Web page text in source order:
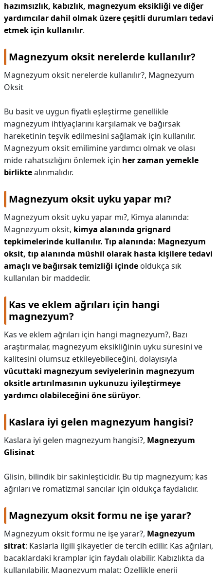
hazımsızlık, kabızlık, magnezyum eksikliği ve diğer
yardımcılar dahil olmak üzere çeşitli durumları tedavi
etmek için kullanılır.
Magnezyum oksit nerelerde kullanılır?
Magnezyum oksit nerelerde kullanılır?, Magnezyum
Oksit
Bu basit ve uygun fiyatlı eşleştirme genellikle
magnezyum ihtiyaçlarını karşılamak ve bağırsak
hareketinin teşvik edilmesini sağlamak için kullanılır.
Magnezyum oksit emilimine yardımcı olmak ve olası
mide rahatsızlığını önlemek için her zaman yemekle
birliktealınmalıdır.
Magnezyum oksit uyku yapar mı?
Magnezyum oksit uyku yapar mı?, Kimya alanında:
Magnezyum oksit, kimya alanında grignard
tepkimelerinde kullanılır. Tıp alanında: Magnezyum
oksit, tıp alanında müshil olarak hasta kişilere tedavi
amaçlı ve bağırsak temizliği içinde ​ oldukça sık
kullanılan bir maddedir.
Kas ve eklem ağrıları için hangi
magnezyum?
Kas ve eklem ağrıları için hangi magnezyum?, Bazı
araştırmalar, magnezyum eksikliğinin uyku süresini ve
kalitesini olumsuz etkileyebileceğini, dolayısıyla
vücuttaki magnezyum seviyelerinin magnezyum
oksitle artırılmasının uykunuzu iyileştirmeye
yardımcı olabileceğini öne sürüyor.
Kaslara iyi gelen magnezyum hangisi?
Kaslara iyi gelen magnezyum hangisi?, Magnezyum
Glisinat
Glisin, bilindik bir sakinleşticidir. Bu tip magnezyum; kas
ağrıları ve romatizmal sancılar için oldukça faydalıdır.
Magnezyum oksit formu ne işe yarar?
Magnezyum oksit formu ne işe yarar?, Magnezyum
sitrat: Kaslarla ilgili şikayetler de tercih edilir. Kas ağrıları,
bacaklardaki kramplar için faydalı olabilir. Kabızlıkta da
kullanılabilir. Magnezyum malat: Özellikle enerji